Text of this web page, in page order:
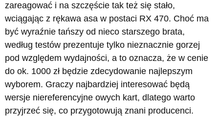
zareagować i na szczęście tak też się stało,
wciągając z rękawa asa w postaci RX 470. Choć ma
być wyraźnie tańszy od nieco starszego brata,
według testów prezentuje tylko nieznacznie gorzej
pod względem wydajności, a to oznacza, że w cenie
do ok. 1000 zł będzie zdecydowanie najlepszym
wyborem. Graczy najbardziej interesować będą
wersje niereferencyjne owych kart, dlatego warto
przyjrzeć się, co przygotowują znani producenci.